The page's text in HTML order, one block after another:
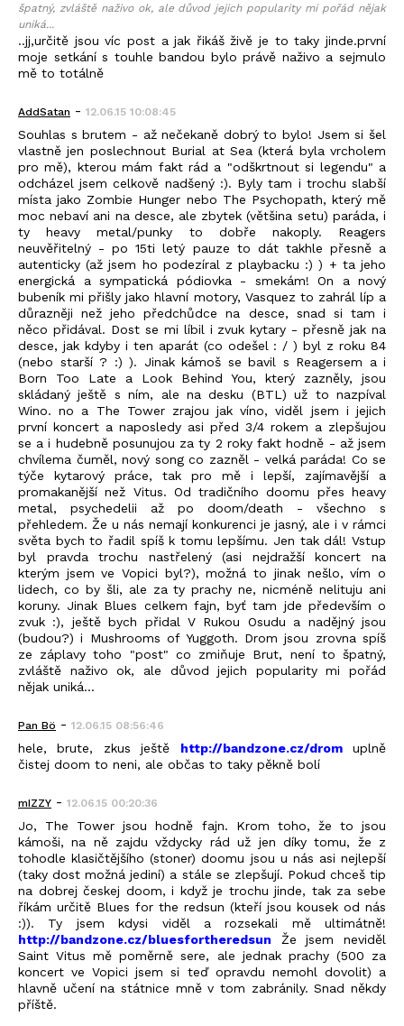
špatný, zvláště naživo ok, ale důvod jejich popularity mi pořád nějak
uniká...
..jj,určitě jsou víc post a jak řikáš živě je to taky jinde.první
moje setkání s touhle bandou bylo právě naživo a sejmulo
mě to totálně
AddSatan - 12.06.15 10:08:45
Souhlas s brutem - až nečekaně dobrý to bylo! Jsem si šel
vlastně jen poslechnout Burial at Sea (která byla vrcholem
pro mě), kterou mám fakt rád a "odškrtnout si legendu" a
odcházel jsem celkově nadšený :). Byly tam i trochu slabší
místa jako Zombie Hunger nebo The Psychopath, který mě
moc nebaví ani na desce, ale zbytek (většina setu) paráda, i
ty heavy metal/punky to dobře nakoply. Reagers
neuvěřitelný - po 15ti letý pauze to dát takhle přesně a
autenticky (až jsem ho podezíral z playbacku :) ) + ta jeho
energická a sympatická pódiovka - smekám! On a nový
bubeník mi přišly jako hlavní motory, Vasquez to zahrál líp a
důrazněji než jeho předchůdce na desce, snad si tam i
něco přidával. Dost se mi líbil i zvuk kytary - přesně jak na
desce, jak kdyby i ten aparát (co odešel : / ) byl z roku 84
(nebo starší ? :) ). Jinak kámoš se bavil s Reagersem a i
Born Too Late a Look Behind You, který zazněly, jsou
skládaný ještě s ním, ale na desku (BTL) už to nazpíval
Wino. no a The Tower zrajou jak víno, viděl jsem i jejich
první koncert a naposledy asi před 3/4 rokem a zlepšujou
se a i hudebně posunujou za ty 2 roky fakt hodně - až jsem
chvílema čuměl, nový song co zazněl - velká paráda! Co se
týče kytarový práce, tak pro mě i lepší, zajímavější a
promakanější než Vitus. Od tradičního doomu přes heavy
metal, psychedelii až po doom/death - všechno s
přehledem. Že u nás nemají konkurenci je jasný, ale i v rámci
světa bych to řadil spíš k tomu lepšímu. Jen tak dál! Vstup
byl pravda trochu nastřelený (asi nejdražší koncert na
kterým jsem ve Vopici byl?), možná to jinak nešlo, vím o
lidech, co by šli, ale za ty prachy ne, nicméně nelituju ani
koruny. Jinak Blues celkem fajn, byť tam jde především o
zvuk :), ještě bych přidal V Rukou Osudu a nadějný jsou
(budou?) i Mushrooms of Yuggoth. Drom jsou zrovna spíš
ze záplavy toho "post" co zmiňuje Brut, není to špatný,
zvláště naživo ok, ale důvod jejich popularity mi pořád
nějak uniká...
Pan Bö - 12.06.15 08:56:46
hele, brute, zkus ještě http://bandzone.cz/dromuplně
čistej doom to neni, ale občas to taky pěkně bolí
mIZZY - 12.06.15 00:20:36
Jo, The Tower jsou hodně fajn. Krom toho, že to jsou
kámoši, na ně zajdu vždycky rád už jen díky tomu, že z
tohodle klasičtějšího (stoner) doomu jsou u nás asi nejlepší
(taky dost možná jediní) a stále se zlepšují. Pokud chceš tip
na dobrej českej doom, i když je trochu jinde, tak za sebe
říkám určitě Blues for the redsun (kteří jsou kousek od nás
:)). Ty jsem kdysi viděl a rozsekali mě ultimátně!
http://bandzone.cz/bluesfortheredsun Že jsem neviděl
Saint Vitus mě poměrně sere, ale jednak prachy (500 za
koncert ve Vopici jsem si teď opravdu nemohl dovolit) a
hlavně učení na státnice mně v tom zabránily. Snad někdy
příště.